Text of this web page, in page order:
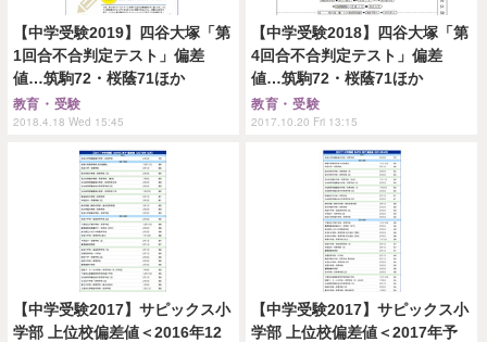
【中学受験2019】四谷大塚「第
1回合不合判定テスト」偏差
値…筑駒72・桜蔭71ほか
教育・受験
2018.4.18 Wed 15:45
【中学受験2018】四谷大塚「第
4回合不合判定テスト」偏差
値…筑駒72・桜蔭71ほか
教育・受験
2017.10.20 Fri 13:15
【中学受験2017】サピックス小
学部 上位校偏差値＜2016年12
【中学受験2017】サピックス小
学部 上位校偏差値＜2017年予